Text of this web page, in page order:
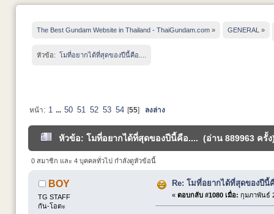
The Best Gundam Website in Thailand - ThaiGundam.com » GENERAL »
หัวข้อ: โมที่อยากได้ที่สุดของปีนี้คือ....
หน้า: 1 ... 50 51 52 53 54 [55] ลงล่าง
หัวข้อ: โมที่อยากได้ที่สุดของปีนี้คือ.... (อ่าน 889963 ครั้ง
0 สมาชิก และ 4 บุคคลทั่วไป กำลังดูหัวข้อนี้
BOY
TG STAFF
กัน-โอตะ
Re: โมที่อยากได้ที่สุดของปีนี้
« ตอบกลับ #1080 เมื่อ: กุมภาพันธ์